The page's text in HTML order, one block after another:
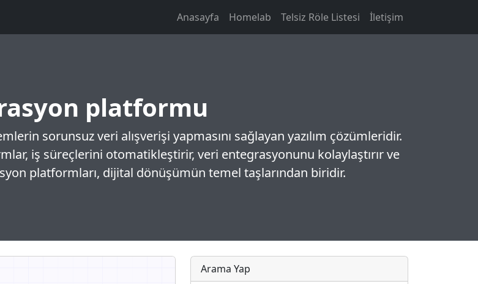
Anasayfa Homelab Telsiz Röle Listesi İletişim
platformu
sorunsuz veri alışverişi yapmasını sağlayan yazılım çözümleridir.
iş süreçlerini otomatikleştirir, veri entegrasyonunu kolaylaştırır ve
platformları, dijital dönüşümün temel taşlarından biridir.
Arama Yap